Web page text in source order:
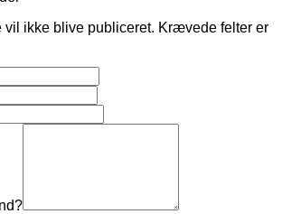
vil ikke blive publiceret. Krævede felter er